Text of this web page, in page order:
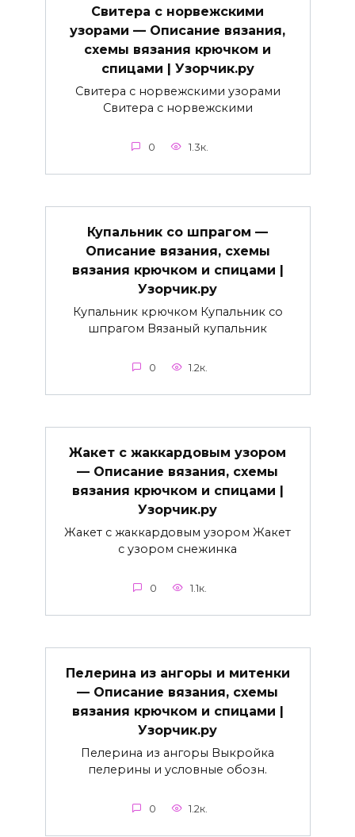
Свитера с норвежскими
узорами — Описание вязания,
схемы вязания крючком и
спицами | Узорчик.ру
Свитера с норвежскими узорами
Свитера с норвежскими
0 1.3к.
Купальник со шпрагом —
Описание вязания, схемы
вязания крючком и спицами |
Узорчик.ру
Купальник крючком Купальник со
шпрагом Вязаный купальник
0 1.2к.
Жакет с жаккардовым узором
— Описание вязания, схемы
вязания крючком и спицами |
Узорчик.ру
Жакет с жаккардовым узором Жакет
с узором снежинка
0 1.1к.
Пелерина из ангоры и митенки
— Описание вязания, схемы
вязания крючком и спицами |
Узорчик.ру
Пелерина из ангоры Выкройка
пелерины и условные обозн.
0 1.2к.